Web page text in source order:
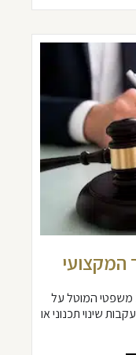
המקצועי
משפטי המוטל על
שינוי תכנוני או